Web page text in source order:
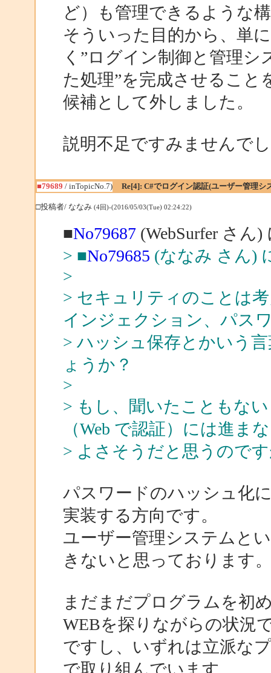
ど）も管理できるような
そういった目的から、単
く”ログイン制御と管理
た処理”を完成させること
候補として外しました。
説明不足ですみませんで
■79689 / inTopicNo.7) Re[4]: C#でログイン認証(ユーザー管理シ
□投稿者/ ななみ (4回)-(2016/05/03(Tue) 02:24:22)
■No79687(WebSurfer さん)
> ■No79685 (ななみ さん)
>
> セキュリティのことは
インジェクション、パス
> ハッシュ保存とかいう
ょうか？
>
> もし、聞いたこともな
（Web で認証）には進ま
> よさそうだと思うので
パスワードのハッシュ化
実装する方向です。
ユーザー管理システムと
きないと思っております
まだまだプログラムを初
WEBを探りながらの状況
ですし、いずれは立派な
で取り組んでいます。